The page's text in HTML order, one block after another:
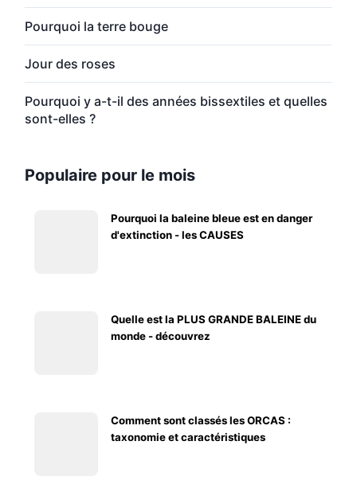
Pourquoi la terre bouge
Jour des roses
Pourquoi y a-t-il des années bissextiles et quelles
sont-elles ?
Populaire pour le mois
Pourquoi la baleine bleue est en danger
d'extinction - les CAUSES
Quelle est la PLUS GRANDE BALEINE du
monde - découvrez
Comment sont classés les ORCAS :
taxonomie et caractéristiques